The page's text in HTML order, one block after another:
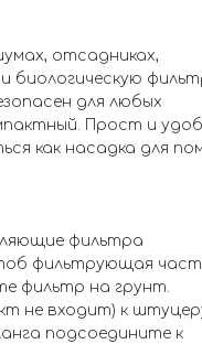
отсадниках,
биологическую
для любых
Прост и
как насадка для
фильтра
фильтрующая
фильтр на грунт.
не входит) к
подсоедините к